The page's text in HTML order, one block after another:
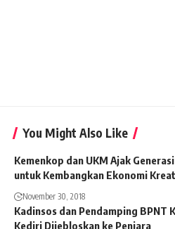
You Might Also Like
Kemenkop dan UKM Ajak
untuk Kembangkan Ekonomi
November 30, 2018
Kadinsos dan Pendamping BPNT
Kediri Dijebloskan ke Penjara